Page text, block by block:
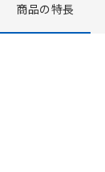
商品の特長